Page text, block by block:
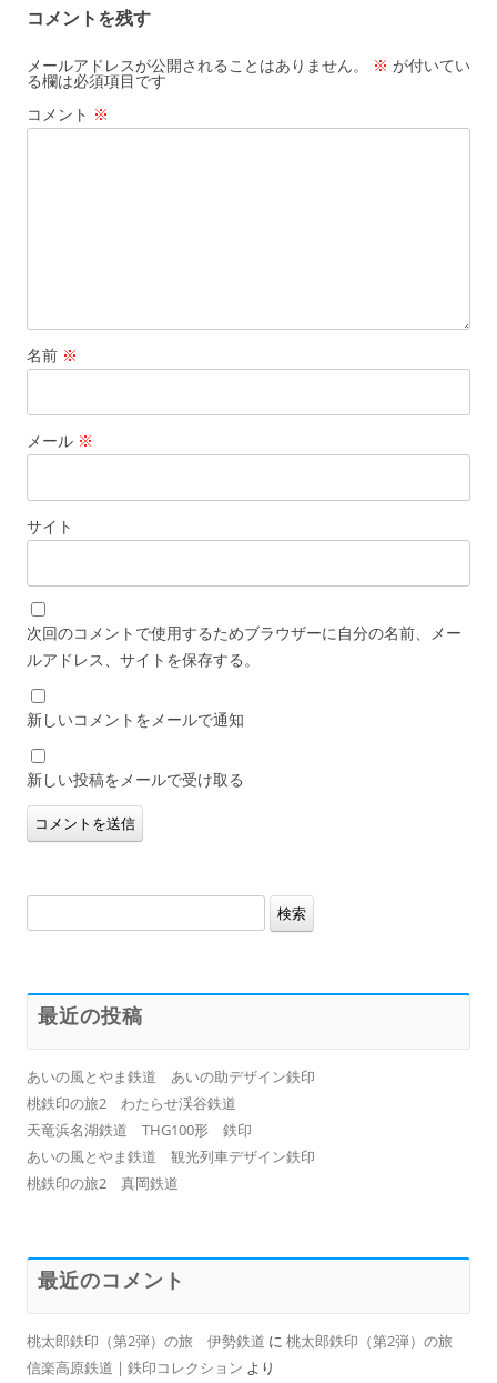
コメントを残す
メールアドレスが公開されることはありません。 ※ が付いてい
る欄は必須項目です
コメント ※
名前 ※
メール ※
サイト
次回のコメントで使用するためブラウザーに自分の名前、メー
ルアドレス、サイトを保存する。
新しいコメントをメールで通知
新しい投稿をメールで受け取る
索:
最近の投稿
あいの風とやま鉄道 あいの助デザイン鉄印
桃鉄印の旅2 わたらせ渓谷鉄道
天竜浜名湖鉄道 THG100形 鉄印
あいの風とやま鉄道 観光列車デザイン鉄印
桃鉄印の旅2 真岡鉄道
最近のコメント
桃太郎鉄印（第2弾）の旅 伊勢鉄道 に 桃太郎鉄印（第2弾）の旅
信楽高原鉄道 | 鉄印コレクション より